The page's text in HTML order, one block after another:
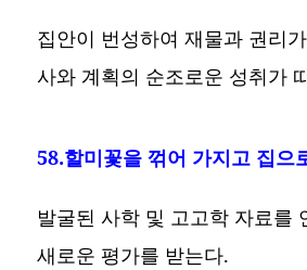
집안이 번성하여 재물과 권리
사와 계획의 순조로운 성취가
58.할미꽃을 꺾어 가지고 집으
발굴된 사학 및 고고학 자료를
새로운 평가를 받는다.